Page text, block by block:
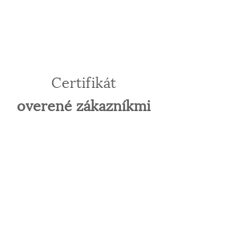
Certifikát
overené zákazníkmi